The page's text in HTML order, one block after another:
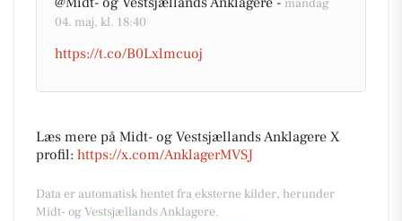
mandag
04. maj, kl. 18:40
https://t.co/B0Lxlmcuoj
Læs mere på Midt- og Vestsjællands Anklagere X
profil: https://x.com/AnklagerMVSJ
Data er automatisk hentet fra eksterne kilder, herunder
Midt- og Vestsjællands Anklagere.